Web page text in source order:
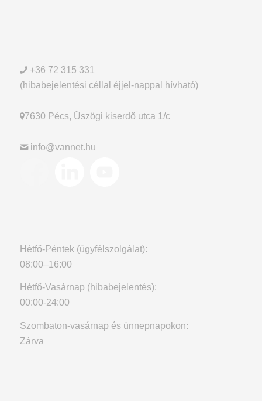
+36 72 315 331
(hibabejelentési céllal éjjel-nappal hívható)
7630 Pécs, Üszögi kiserdő utca 1/c
info@vannet.hu
Hétfő-Péntek (ügyfélszolgálat):
08:00–16:00
Hétfő-Vasárnap (hibabejelentés):
00:00-24:00
Szombaton-vasárnap és ünnepnapokon:
Zárva